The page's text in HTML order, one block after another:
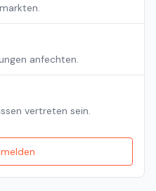
anfechten.
vertreten sein.